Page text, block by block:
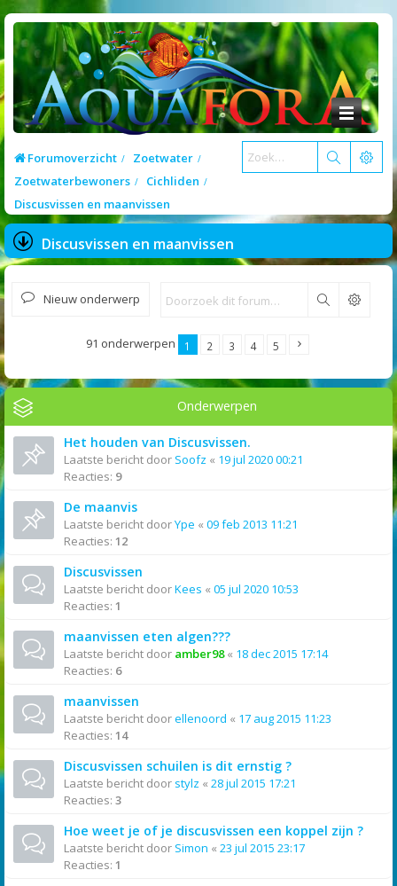
Forumoverzicht
Zoetwater
Zoetwaterbewoners
Cichliden
Discusvissen en maanvissen
Discusvissen en maanvissen
Nieuw onderwerp Zoek
91 onderwerpen 1 2 3 4 5
Onderwerpen
Het houden van Discusvissen.
Laatste bericht door Soofz « 19 jul 2020 00:21
Reacties: 9
De maanvis
Laatste bericht doorYpe « 09 feb 2013 11:21
Reacties: 12
Discusvissen
Laatste bericht doorKees « 05 jul 2020 10:53
Reacties: 1
maanvissen eten algen???
Laatste bericht door amber98« 18 dec 2015 17:14
Reacties: 6
maanvissen
Laatste bericht doorellenoord « 17 aug 2015 11:23
Reacties: 14
Discusvissen schuilen is dit ernstig ?
Laatste bericht door stylz « 28 jul 2015 17:21
Reacties: 3
Hoe weet je of je discusvissen een koppel zijn ?
Laatste bericht door Simon « 23 jul 2015 23:17
Reacties: 1